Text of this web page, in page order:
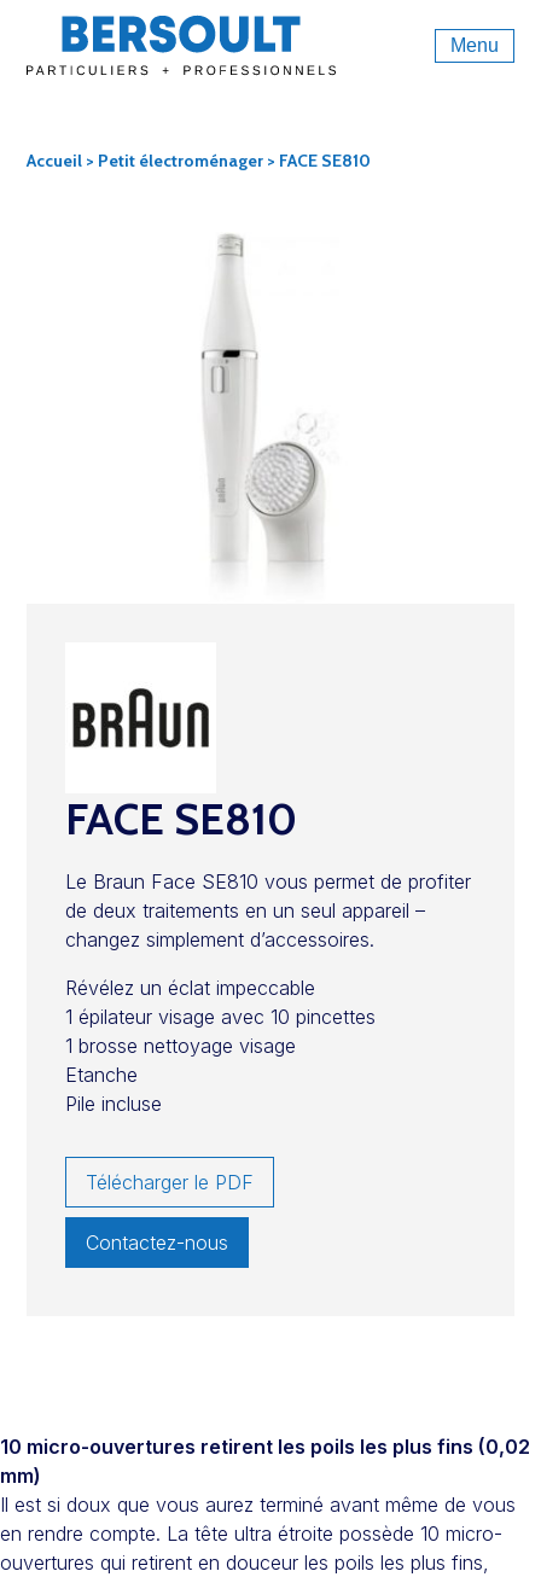
Menu
Accueil > Petit électroménager > FACE SE810
FACE SE810
Le Braun Face SE810 vous permet de profiter
de deux traitements en un seul appareil –
changez simplement d’accessoires.
Révélez un éclat impeccable
1 épilateur visage avec 10 pincettes
1 brosse nettoyage visage
Etanche
Pile incluse
Télécharger le PDF
Contactez-nous
10 micro-ouvertures retirent les poils les plus fins (0,02
mm)
Il est si doux que vous aurez terminé avant même de vous
en rendre compte. La tête ultra étroite possède 10 micro-
ouvertures qui retirent en douceur les poils les plus fins,